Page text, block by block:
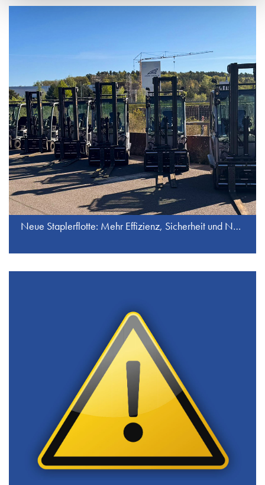
Neue Staplerflotte: Mehr Effizienz, Sicherheit und Nachhaltigkeit bei J.S. Industrieservice GmbH